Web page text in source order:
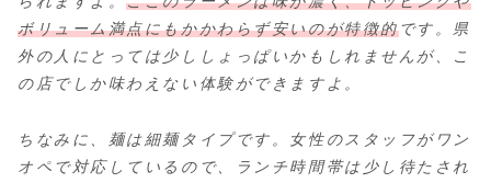
ボリューム満点にもかかわらず安いのが特徴的です。県
外の人にとっては少ししょっぱいかもしれませんが、こ
の店でしか味わえない体験ができますよ。
ちなみに、麺は細麺タイプです。女性のスタッフがワン
オペで対応しているので、ランチ時間帯は少し待たされ